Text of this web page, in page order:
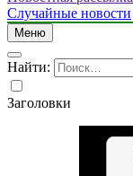
Случайные новости
Меню
Найти:
Заголовки